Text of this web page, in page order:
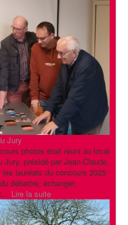
Jury
photos était réuni au local
présidé par Jean-Claude,
lauréats du concours 2025
débattre, échanger,
Lire la suite